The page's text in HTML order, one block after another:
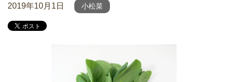
2019年10月1日 小松菜